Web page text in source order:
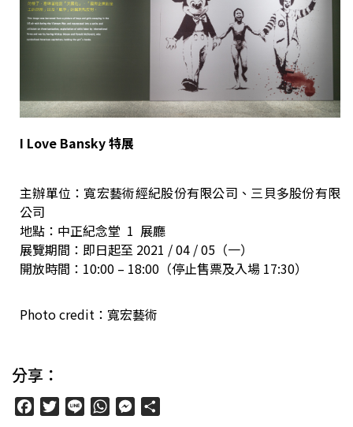
I Love Bansky 特展
主辦單位：寬宏藝術經紀股份有限公司、三貝多股份有限
公司
地點：中正紀念堂 1 展廳
展覽期間：即日起至 2021 / 04 / 05（一）
開放時間：10:00 – 18:00（停止售票及入場 17:30）
Photo credit：寬宏藝術
分享：
FacebookTwitter
Line WhatsAppMessenger